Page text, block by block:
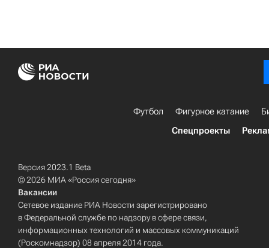
Футбол Фигурное катание
Спецпроекты
Версия 2023.1 Beta
© 2026 МИА «Россия сегодня»
Вакансии
Сетевое издание РИА Новости зарегистрировано
в Федеральной службе по надзору в сфере связи,
информационных технологий и массовых коммуникаций
(Роскомнадзор) 08 апреля 2014 года.